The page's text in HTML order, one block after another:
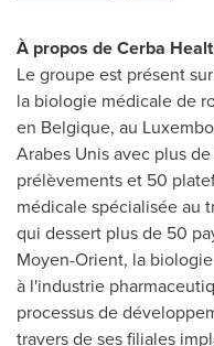
À propos de Cerba
Le groupe est présent
la biologie médicale de
en Belgique, au
Arabes Unis avec plus
prélèvements et 50
médicale spécialisée au
qui dessert plus de 50
Moyen-Orient, la
à l'industrie
processus de
travers de ses filiales